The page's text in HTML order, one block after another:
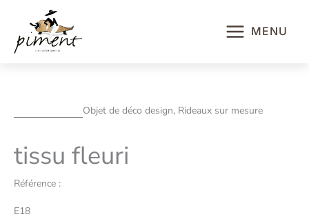
contenu
MENU
Objet de déco design, Rideaux sur mesure
tissu fleuri
Référence :
E18